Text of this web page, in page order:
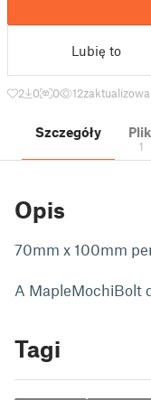
Lubię to
2 0 0 12
Szczegóły
1
Opis
70mm x 100mm
A MapleMochiBolt
Tagi